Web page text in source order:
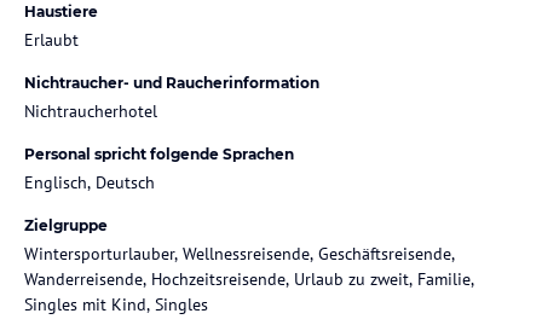
Haustiere
Erlaubt
Nichtraucher- und Raucherinformation
Nichtraucherhotel
Personal spricht folgende Sprachen
Englisch, Deutsch
Zielgruppe
Wintersporturlauber, Wellnessreisende, Geschäftsreisende,
Wanderreisende, Hochzeitsreisende, Urlaub zu zweit, Familie,
Singles mit Kind, Singles